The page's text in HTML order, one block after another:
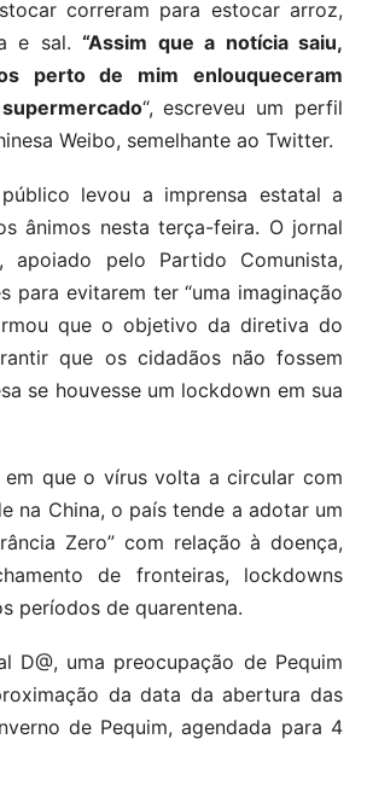
correram para estocar arroz,
e sal.“Assim que a notícia saiu,
perto de mim enlouqueceram
“, escreveu um perfil
Weibo, semelhante ao Twitter.
levou a imprensa estatal a
ânimos nesta terça-feira. O jornal
apoiado pelo Partido Comunista,
para evitarem ter “uma imaginação
que o objetivo da diretiva do
que os cidadãos não fossem
se houvesse um lockdown em sua
em que o vírus volta a circular com
na China, o país tende a adotar um
Zero” com relação à doença,
de fronteiras, lockdowns
períodos de quarentena.
D@, uma preocupação de Pequim
da data da abertura das
de Pequim, agendada para 4